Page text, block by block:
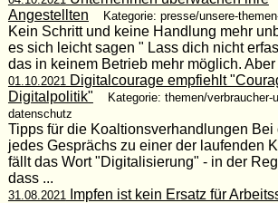
Angestellten
Kategorie: presse/unsere-
Kein Schritt und keine Handlung mehr
es sich leicht sagen " Lass dich nicht
das in keinem Betrieb mehr möglich.
01.10.2021 Digitalcourage empfiehlt
Digitalpolitik"
Kategorie: themen/verbraucher-
datenschutz
Tipps für die Koaltionsverhandlungen Bei
jedes Gesprächs zu einer der laufenden
fällt das Wort "Digitalisierung" - in der
dass ...
31.08.2021 Impfen ist kein Ersatz für